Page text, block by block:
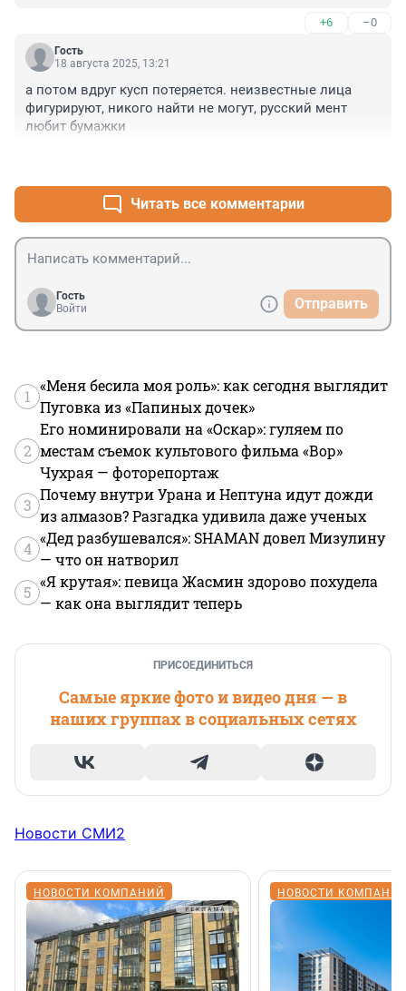
+6 –0
Гость
18 августа 2025, 13:21
а потом вдруг кусп потеряется. неизвестные лица
фигурируют, никого найти не могут, русский мент
любит бумажки
Читать все комментарии
Гость
Войти
Отправить
1
«Меня бесила моя роль»: как сегодня выглядит
Пуговка из «Папиных дочек»
2
Его номинировали на «Оскар»: гуляем по
местам съемок культового фильма «Вор»
Чухрая — фоторепортаж
3
Почему внутри Урана и Нептуна идут дожди
из алмазов? Разгадка удивила даже ученых
4
«Дед разбушевался»: SHAMAN довел Мизулину
— что он натворил
5
«Я крутая»: певица Жасмин здорово похудела
— как она выглядит теперь
ПРИСОЕДИНИТЬСЯ
Самые яркие фото и видео дня — в
наших группах в социальных сетях
Новости СМИ2
НОВОСТИ КОМПАНИЙ НОВОСТИ